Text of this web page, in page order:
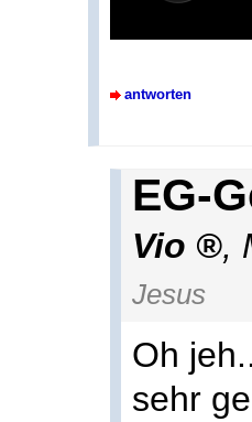
antworten
EG-
Vio ,
Jesus
Oh
sehr